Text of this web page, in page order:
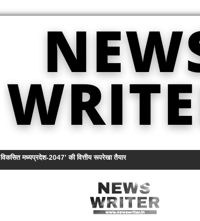
विकसित मध्यप्रदेश-2047’ की वित्तीय रूपरेखा तैयार